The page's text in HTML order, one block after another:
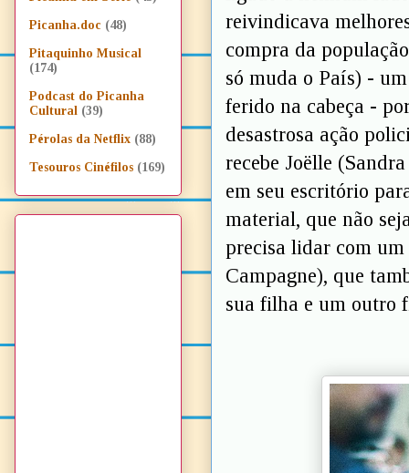
reivindicava
compra da
só muda o País) -
ferido na cabeça -
desastrosa ação
recebe Joëlle
em seu escritório
material, que não
precisa lidar com
Campagne), que
sua filha e um outro
Picanha.doc (48)
Pitaquinho Musical
(174)
Podcast do Picanha
Cultural (39)
Pérolas da Netflix (88)
Tesouros Cinéfilos (169)